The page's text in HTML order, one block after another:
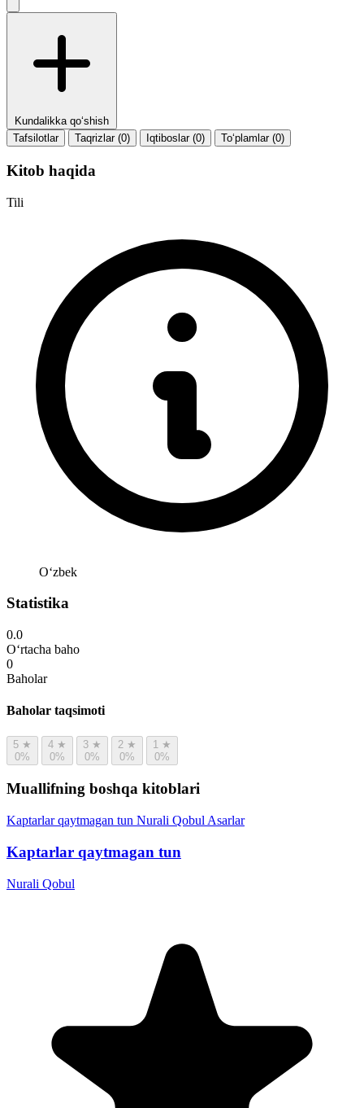
Kundalikka qo‘shish
Tafsilotlar
Taqrizlar (0) Iqtiboslar (0) To‘plamlar (0)
Kitob haqida
Tili
Oʻzbek
Statistika
0.0
O‘rtacha baho
0
Baholar
Baholar taqsimoti
5 ★
0%
4 ★
0%
3 ★
0%
2 ★
0%
1 ★
0%
Muallifning boshqa kitoblari
Kaptarlar qaytmagan tun Nurali Qobul Asarlar
Kaptarlar qaytmagan tun
Nurali Qobul